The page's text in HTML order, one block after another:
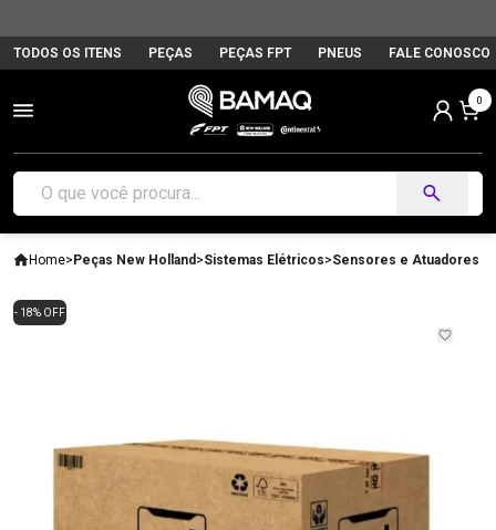
TODOS OS ITENS PEÇAS PEÇAS FPT PNEUS FALE CONOSCO
0
Home>Peças New Holland >Sistemas Elétricos>Sensores e Atuadores
- 18% OFF